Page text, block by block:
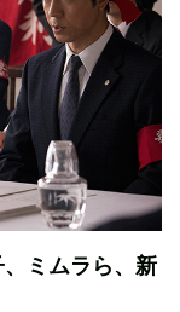
ミムラら、新